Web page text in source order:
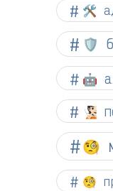
🛠️
🛡️
🤖
🧏🏻
🧐
🧐